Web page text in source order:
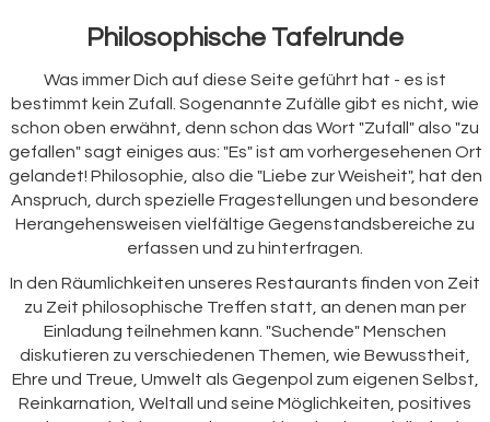
Philosophische Tafelrunde
Was immer Dich auf diese Seite geführt hat - es ist
bestimmt kein Zufall. Sogenannte Zufälle gibt es nicht, wie
schon oben erwähnt, denn schon das Wort "Zufall" also "zu
gefallen" sagt einiges aus: "Es" ist am vorhergesehenen Ort
gelandet! Philosophie, also die "Liebe zur Weisheit", hat den
Anspruch, durch spezielle Fragestellungen und besondere
Herangehensweisen vielfältige Gegenstandsbereiche zu
erfassen und zu hinterfragen.
In den Räumlichkeiten unseres Restaurants finden von Zeit
zu Zeit philosophische Treffen statt, an denen man per
Einladung teilnehmen kann. "Suchende" Menschen
diskutieren zu verschiedenen Themen, wie Bewusstheit,
Ehre und Treue, Umwelt als Gegenpol zum eigenen Selbst,
Reinkarnation, Weltall und seine Möglichkeiten, positives